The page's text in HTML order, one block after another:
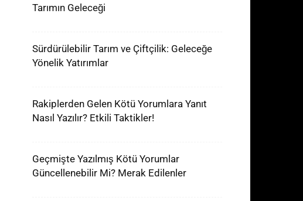
Tarımın Geleceği
Sürdürülebilir Tarım ve Çiftçilik: Geleceğe
Yönelik Yatırımlar
Rakiplerden Gelen Kötü Yorumlara Yanıt
Nasıl Yazılır? Etkili Taktikler!
Geçmişte Yazılmış Kötü Yorumlar
Güncellenebilir Mi? Merak Edilenler